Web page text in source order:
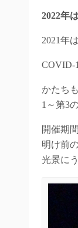
2022年
2021年
COVID-
かたち
1～第3
開催期
明け前
光景に